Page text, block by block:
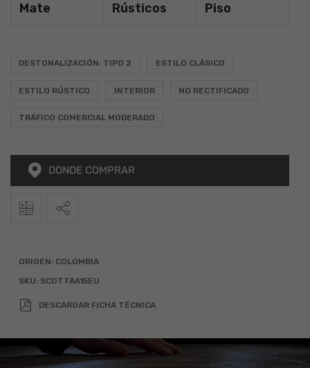
Mate Rústicos Piso
DESTONALIZACIÓN: TIPO 2 ESTILO CLÁSICO
ESTILO RÚSTICO INTERIOR NO RECTIFICADO
TRÁFICO COMERCIAL MODERADO
DONDE COMPRAR
Calculadora Alto
ORIGEN: COLOMBIA
SKU: SCOTTAA15EU
DESCARGAR FICHA TÉCNICA